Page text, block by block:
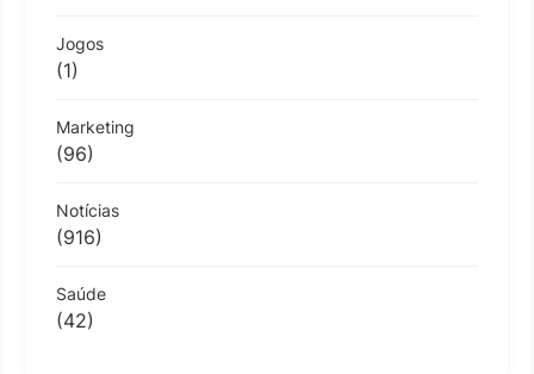
Jogos
(1)
Marketing
(96)
Notícias
(916)
Saúde
(42)